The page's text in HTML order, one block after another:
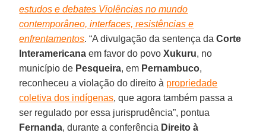
estudos e debates Violências no mundo
contemporâneo, interfaces, resistências e
enfrentamentos. “A divulgação da sentença daCorte
Interamericana em favor do povoXukuru, no
município de Pesqueira, em Pernambuco,
reconheceu a violação do direito à propriedade
coletiva dos indígenas, que agora também passa a
ser regulado por essa jurisprudência”, pontua
Fernanda, durante a conferência Direito à